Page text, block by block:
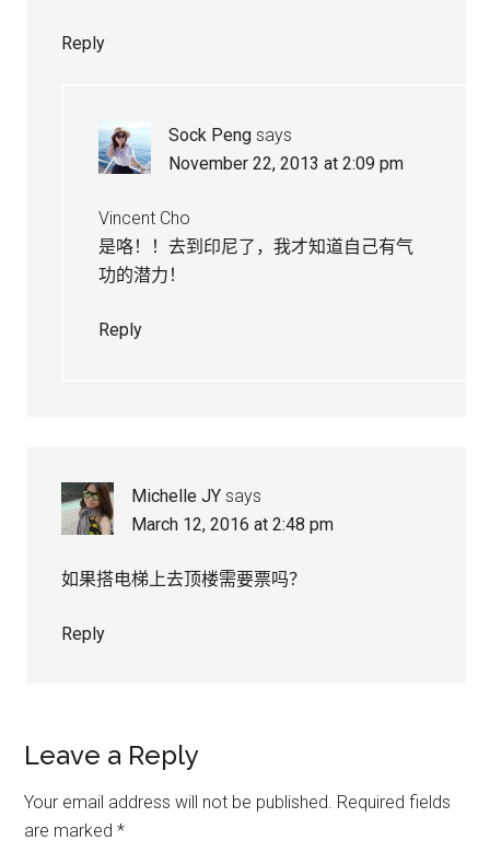
Reply
Sock Peng says
November 22, 2013 at 2:09 pm
Vincent Cho
是咯！！去到印尼了，我才知道自己有气
功的潜力！
Reply
Michelle JY says
March 12, 2016 at 2:48 pm
如果搭电梯上去顶楼需要票吗？
Reply
Leave a Reply
Your email address will not be published. Required fields
are marked*